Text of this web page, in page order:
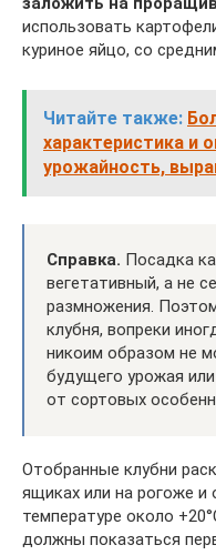
использовать
куриное яйцо, со
Читайте также:
характеристика и
урожайность,
Справка. Посадка
вегетативный, а не
размножения.
клубня, вопреки
никоим образом не
будущего урожая
от сортовых
Отобранные клубни
ящиках или на рогоже и
температуре около
должны показаться